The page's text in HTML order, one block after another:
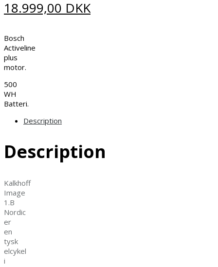
18.999,00 DKK
Bosch
Activeline
plus
motor.
500
WH
Batteri.
Description
Description
Kalkhoff
Image
1.B
Nordic
er
en
tysk
elcykel
i